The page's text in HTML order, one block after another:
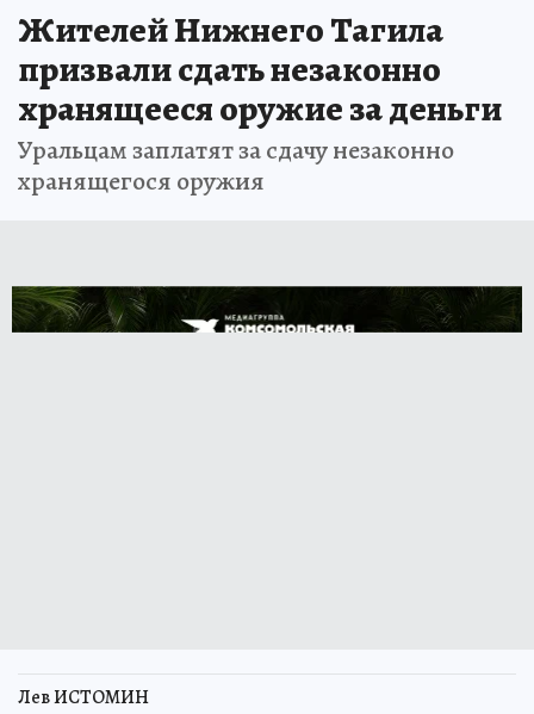
Жителей Нижнего Тагила
призвали сдать незаконно
хранящееся оружие за деньги
Уральцам заплатят за сдачу незаконно
хранящегося оружия
Лев ИСТОМИН